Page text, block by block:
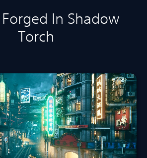
Forged In Shadow
Torch